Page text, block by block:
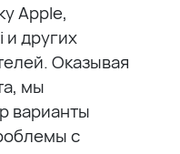
Apple,
и других
Оказывая
мы
варианты
с